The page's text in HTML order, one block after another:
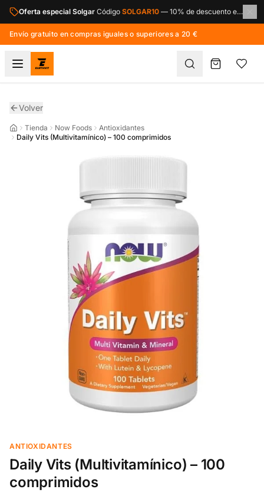
Saltar al contenido principal
Oferta especial Solgar Código SOLGAR10 — 10% de descuento en toda la marca Solgar.
Envío gratuito en compras iguales o superiores a 20 €
Volver
Tienda Now Foods
Antioxidantes
Daily Vits (Multivitamínico) – 100 comprimidos
ANTIOXIDANTES
Daily Vits (Multivitamínico) – 100
comprimidos